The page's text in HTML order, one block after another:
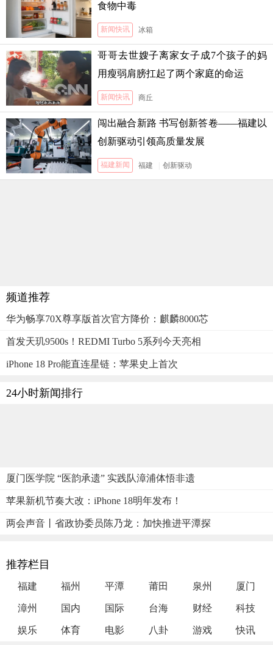
食物中毒
新闻快讯 冰箱
哥哥去世嫂子离家女子成7个孩子的妈
用瘦弱肩膀扛起了两个家庭的命运
新闻快讯 商丘
闯出融合新路 书写创新答卷——福建以
创新驱动引领高质量发展
福建新闻 福建 创新驱动
频道推荐
华为畅享70X尊享版首次官方降价：麒麟8000芯
首发天玑9500s！REDMI Turbo 5系列今天亮相
iPhone 18 Pro能直连星链：苹果史上首次
24小时新闻排行
厦门医学院 “医韵承遗” 实践队漳浦体悟非遗
苹果新机节奏大改：iPhone 18明年发布！
两会声音丨省政协委员陈乃龙：加快推进平潭探
推荐栏目
福建 福州 平潭 莆田 泉州 厦门
漳州 国内 国际 台海 财经 科技
娱乐 体育 电影 八卦 游戏 快讯